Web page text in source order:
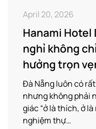
April 20, 2026
Hanami Hotel
nghỉ không
hưởng trọn
Đà Nẵng luôn có
nhưng không phải
giác “ở là thích, ở
nghiệm thự…